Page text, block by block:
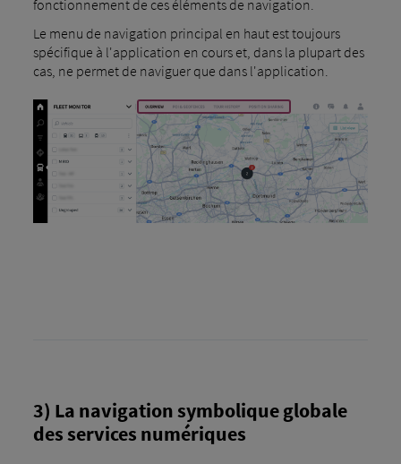
fonctionnement de ces éléments de navigation.
Le menu de navigation principal en haut est toujours
spécifique à l'application en cours et, dans la plupart des
cas, ne permet de naviguer que dans l'application.
3) La navigation symbolique globale
des services numériques